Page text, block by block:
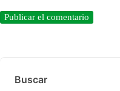
Buscar